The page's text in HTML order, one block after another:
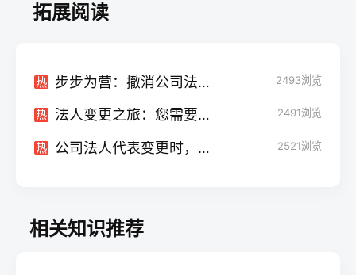
拓展阅读
热 步步为营：撤消公司法人的完整指南 2493浏览
热 法人变更之旅：您需要提交的关键材料一览 2491浏览
热 公司法人代表变更时，需要掀开财务的"盖子"吗？ 2521浏览
相关知识推荐